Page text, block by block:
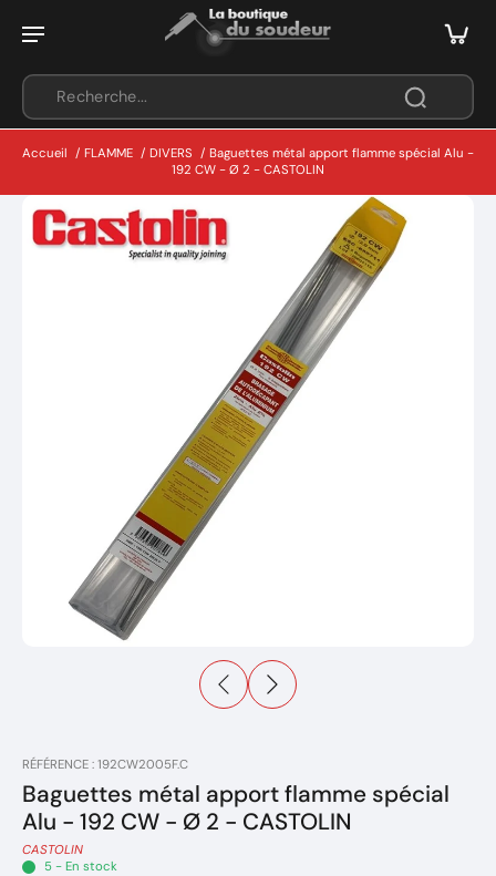
Accueil / FLAMME / DIVERS / Baguettes métal apport flamme spécial Alu -
192 CW - Ø 2 - CASTOLIN
RÉFÉRENCE : 192CW2005F.C
Baguettes métal apport flamme spécial
Alu - 192 CW - Ø 2 - CASTOLIN
CASTOLIN
5 - En stock